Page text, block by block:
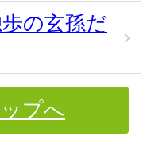
の玄孫だ
プへ